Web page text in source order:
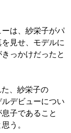
は、紗栄子がパ
見せ、モデルに
っかけだったと
、紗栄子の
デビューについ
子であること
う。